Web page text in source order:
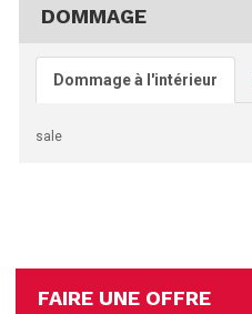
DOMMAGE
Dommage à l'intérieur
sale
FAIRE UNE OFFRE